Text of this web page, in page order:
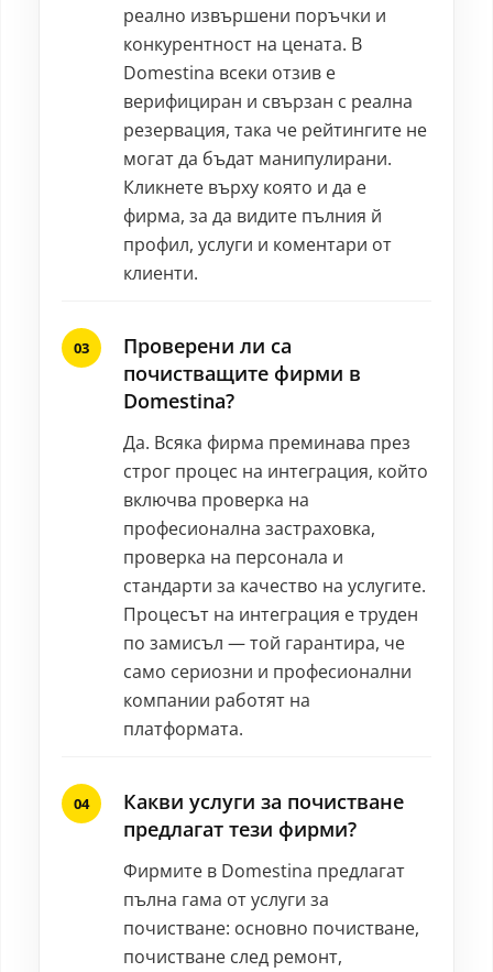
реално извършени поръчки и
конкурентност на цената. В
Domestina всеки отзив е
верифициран и свързан с реална
резервация, така че рейтингите не
могат да бъдат манипулирани.
Кликнете върху която и да е
фирма, за да видите пълния й
профил, услуги и коментари от
клиенти.
Проверени ли са
почистващите фирми в
Domestina?
Да. Всяка фирма преминава през
строг процес на интеграция, който
включва проверка на
професионална застраховка,
проверка на персонала и
стандарти за качество на услугите.
Процесът на интеграция е труден
по замисъл — той гарантира, че
само сериозни и професионални
компании работят на
платформата.
Какви услуги за почистване
предлагат тези фирми?
Фирмите в Domestina предлагат
пълна гама от услуги за
почистване: основно почистване,
почистване след ремонт,